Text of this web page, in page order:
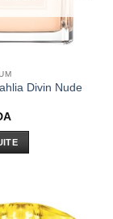
Divin Nude